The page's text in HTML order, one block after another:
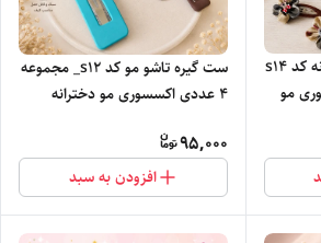
ست گیره و کش مو دخترانه کد s14
ست گیره تاشو مو کد s12_ مجموعه
4 عددی اکسسوری مو دخترانه
95,000
افزودن به سبد